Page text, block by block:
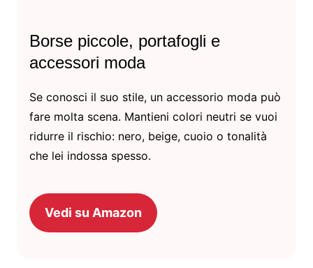
Borse piccole, portafogli e
accessori moda
Se conosci il suo stile, un accessorio moda può
fare molta scena. Mantieni colori neutri se vuoi
ridurre il rischio: nero, beige, cuoio o tonalità
che lei indossa spesso.
Vedi su Amazon